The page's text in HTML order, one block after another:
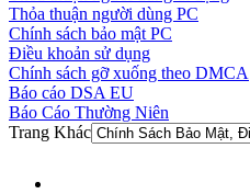
Thỏa thuận người dùng PC
Chính sách bảo mật PC
Điều khoản sử dụng
Chính sách gỡ xuống theo DMCA
Báo cáo DSA EU
Báo Cáo Thường Niên
Trang Khác